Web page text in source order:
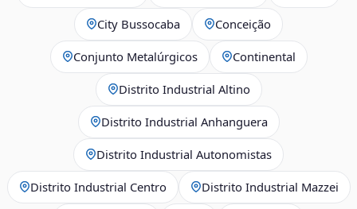
City Bussocaba Conceição
Conjunto Metalúrgicos Continental
Distrito Industrial Altino
Distrito Industrial Anhanguera
Distrito Industrial Autonomistas
Distrito Industrial Centro Distrito Industrial Mazzei